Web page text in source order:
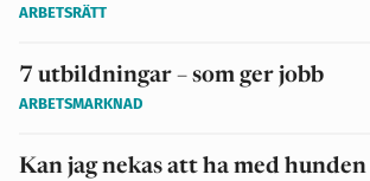
ARBETSRÄTT
7 utbildningar – som ger jobb
ARBETSMARKNAD
Kan jag nekas att ha med